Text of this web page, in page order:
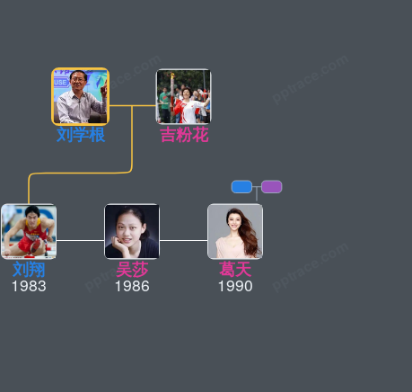
刘学根
刘翔
1983
吴莎
1986
葛天
1990
吉粉花